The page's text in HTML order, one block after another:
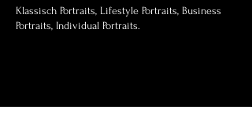
Klassisch Portraits, Lifestyle Portraits, Business
Portraits, Individual Portraits.